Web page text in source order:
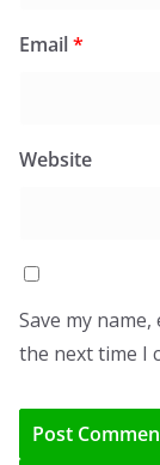
Email*
Website
Save my
the next time I